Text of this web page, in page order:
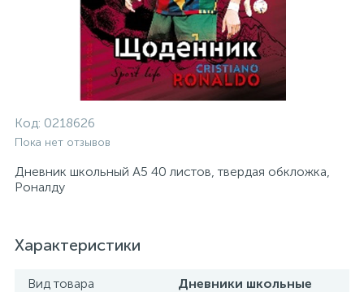
Код: 0218626
Пока нет отзывов
Дневник школьный А5 40 листов, твердая обкложка,
Роналду
Характеристики
Вид товара
Дневники школьные